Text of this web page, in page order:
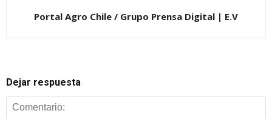
Portal Agro Chile / Grupo Prensa Digital | E.V
Dejar respuesta